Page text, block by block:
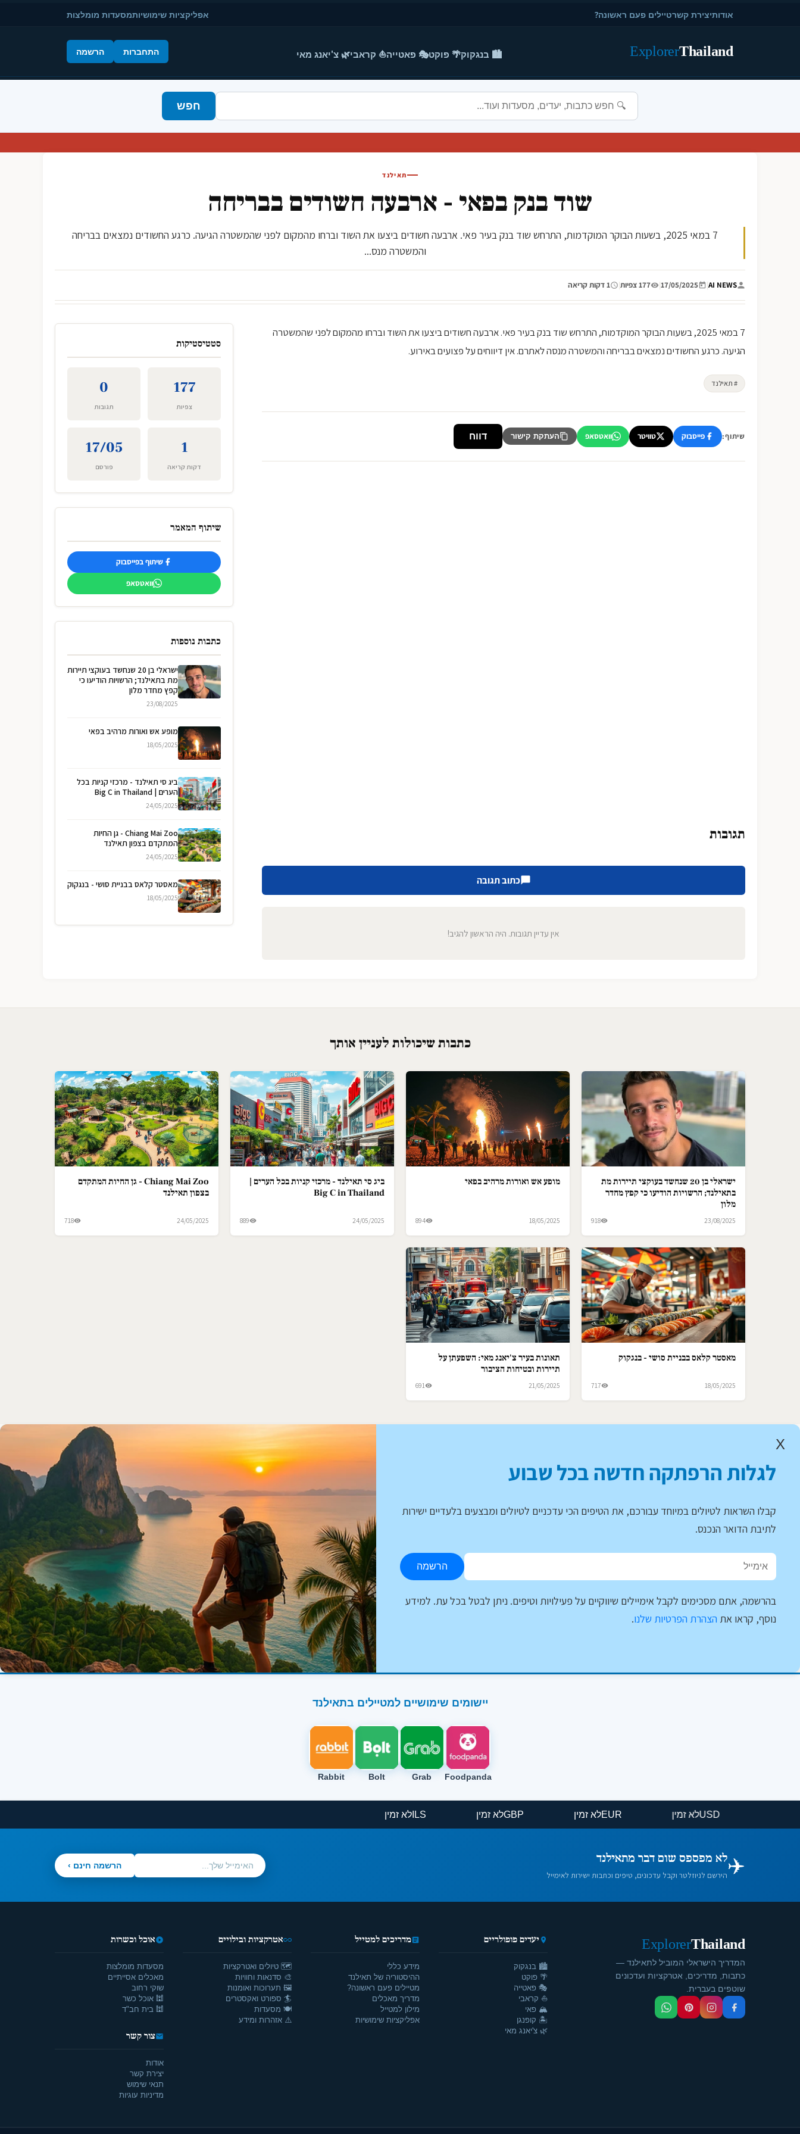
אודותיצירת קשרטיילים פעם ראשונה? אפליקציות שימושיותמסעדות מומלצות
Thailand
Explorer 🏙️ בנגקוק🌴 פוקט🎭 פאטייה⛵ קראבי🌿 צ'יאנג מאי התחברות הרשמה
חפש
תאילנד
שוד בנק בפאי - ארבעה חשודים בבריחה
7 במאי 2025, בשעות הבוקר המוקדמות, התרחש שוד בנק בעיר פאי. ארבעה חשודים ביצעו את השוד וברחו מהמקום לפני שהמשטרה הגיעה. כרגע החשודים נמצאים בבריחה
והמשטרה מנס...
AI NEWS
|
17/05/2025
| 177 צפיות | 1 דקות קריאה
7 במאי 2025, בשעות הבוקר המוקדמות, התרחש שוד בנק בעיר פאי. ארבעה חשודים ביצעו את השוד וברחו מהמקום לפני שהמשטרה
הגיעה. כרגע החשודים נמצאים בבריחה והמשטרה מנסה לאתרם. אין דיווחים על פצועים באירוע.
# תאילנד
שיתוף: פייסבוק טוויטר וואטסאפ העתקת קישור דווח
תגובות
כתוב תגובה
אין עדיין תגובות. היה הראשון להגיב!
סטטיסטיקות
177
צפיות
0
תגובות
1
דקות קריאה
17/05
פורסם
שיתוף המאמר
שיתוף בפייסבוק
וואטסאפ
כתבות נוספות
ישראלי בן 20 שנחשד בעוקצי תיירות
מת בתאילנד; הרשויות הודיעו כי
קפץ מחדר מלון
23/08/2025
מופע אש ואורות מרהיב בפאי
18/05/2025
ביג סי תאילנד - מרכזי קניות בכל
הערים | Big C in Thailand
24/05/2025
Chiang Mai Zoo - גן החיות
המתקדם בצפון תאילנד
24/05/2025
מאסטר קלאס בבניית סושי - בנגקוק
18/05/2025
כתבות שיכולות לעניין אותך
ישראלי בן 20 שנחשד בעוקצי תיירות מת
בתאילנד; הרשויות הודיעו כי קפץ מחדר
מלון
23/08/2025
918
מופע אש ואורות מרהיב בפאי
18/05/2025
894
ביג סי תאילנד - מרכזי קניות בכל הערים |
Big C in Thailand
24/05/2025
889
Chiang Mai Zoo - גן החיות המתקדם
בצפון תאילנד
24/05/2025
718
מאסטר קלאס בבניית סושי - בנגקוק
18/05/2025
717
תאונות בעיר צ'יאנג מאי: השפעתן על
תיירות ובטיחות הציבור
21/05/2025
691
X
לגלות הרפתקה חדשה בכל שבוע
קבלו השראות לטיולים במיוחד עבורכם, את הטיפים הכי עדכניים לטיולים ומבצעים בלעדיים ישירות
לתיבת הדואר הנכנס.
הרשמה
בהרשמה, אתם מסכימים לקבל אימיילים שיווקיים על פעילויות וטיפים. ניתן לבטל בכל עת. למידע
נוסף, קראו את הצהרת הפרטיות שלנו.
יישומים שימושיים למטיילים בתאילנד
Foodpanda
Grab
Bolt
Rabbit
USD
EUR
GBP
ILS
✈️לא מפספס שום דבר מתאילנד
הירשם לניוזלטר וקבל עדכונים, טיפים וכתבות ישירות לאימייל
הרשמה חינם ›
Thailand
Explorer
המדריך הישראלי המוביל לתאילנד —
כתבות, מדריכים, אטרקציות ועדכונים
שוטפים בעברית.
יעדים פופולריים
🏙️ בנגקוק
🌴 פוקט
🎭 פאטייה
⛵ קראבי
🏔️ פאי
🏝️ קופנגן
🌿 צ'יאנג מאי
מדריכים למטייל
מידע כללי
ההיסטוריה של תאילנד
מטיילים פעם ראשונה?
מדריך מאכלים
מילון למטייל
אפליקציות שימושיות
אטרקציות ובילויים
🗺️ טיולים ואטרקציות
🎨 סדנאות וחוויות
🖼️ תערוכות ואומנות
🏄 ספורט ואקסטרים
🍽️ מסעדות
⚠️ אזהרות ומידע
אוכל וכשרות
מסעדות מומלצות
מאכלים אסייתיים
שוקי רחוב
🕍 אוכל כשר
🕍 בית חב"ד
צור קשר
אודות
יצירת קשר
תנאי שימוש
מדיניות עוגיות